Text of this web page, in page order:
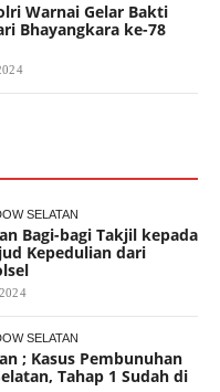
Warnai Gelar Bakti
Bhayangkara ke-78
SELATAN
Bagi-bagi Takjil kepada
Kepedulian dari
SELATAN
; Kasus Pembunuhan
Tahap 1 Sudah di